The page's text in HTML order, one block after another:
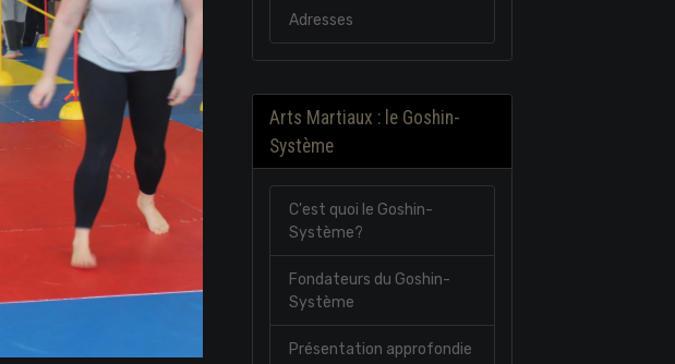
Adresses
Arts Martiaux : le Goshin-
Système
C'est quoi le Goshin-
Système?
Fondateurs du Goshin-
Système
Présentation approfondie